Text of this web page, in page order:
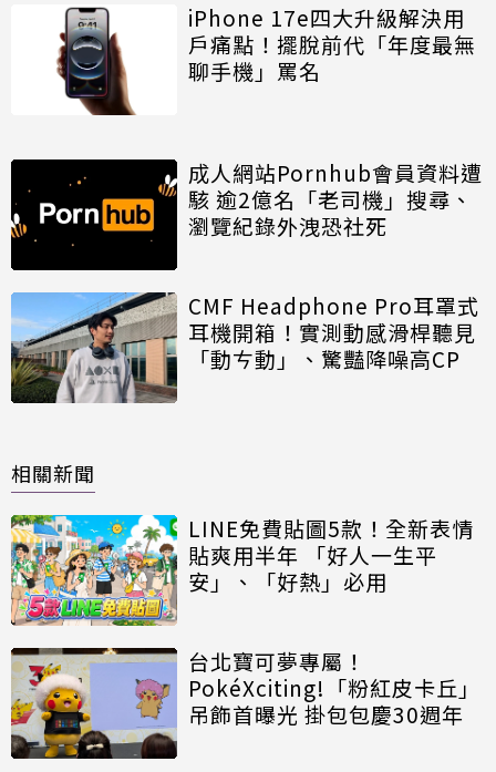
iPhone 17e四大升級解決用
戶痛點！擺脫前代「年度最無
聊手機」罵名
成人網站Pornhub會員資料遭
駭 逾2億名「老司機」搜尋、
瀏覽紀錄外洩恐社死
CMF Headphone Pro耳罩式
耳機開箱！實測動感滑桿聽見
「動ㄘ動」、驚豔降噪高CP
相關新聞
LINE免費貼圖5款！全新表情
貼爽用半年 「好人一生平
安」、「好熱」必用
台北寶可夢專屬！
PokéXciting!「粉紅皮卡丘」
吊飾首曝光 掛包包慶30週年